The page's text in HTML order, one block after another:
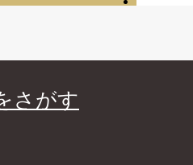
さがす